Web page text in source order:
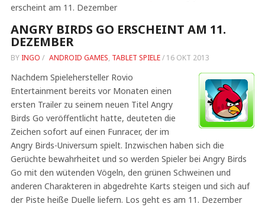
erscheint am 11. Dezember
ANGRY BIRDS GO ERSCHEINT AM 11.
DEZEMBER
BY INGO / ANDROID GAMES, TABLET SPIELE/ 16 OKT 2013
Nachdem Spielehersteller Rovio
Entertainment bereits vor Monaten einen
ersten Trailer zu seinem neuen Titel Angry
Birds Go veröffentlicht hatte, deuteten die
Zeichen sofort auf einen Funracer, der im
Angry Birds-Universum spielt. Inzwischen haben sich die
Gerüchte bewahrheitet und so werden Spieler bei Angry Birds
Go mit den wütenden Vögeln, den grünen Schweinen und
anderen Charakteren in abgedrehte Karts steigen und sich auf
der Piste heiße Duelle liefern. Los geht es am 11. Dezember